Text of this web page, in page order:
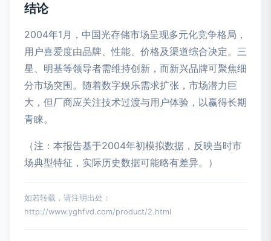
结论
2004年1月，中国光存储市场呈现多元化竞争格局，
用户喜爱度由品牌、性能、价格及渠道综合决定。三
星、明基等领导者需维持创新，而新兴品牌可聚焦细
分市场突围。随着数字娱乐需求扩张，市场潜力巨
大，但厂商应关注技术过渡与用户体验，以赢得长期
青睐。
（注：本报告基于2004年初模拟数据，反映当时市
场典型特征，实际历史数据可能略有差异。）
如若转载，请注明出处：
http://www.yghfvd.com/product/2.html